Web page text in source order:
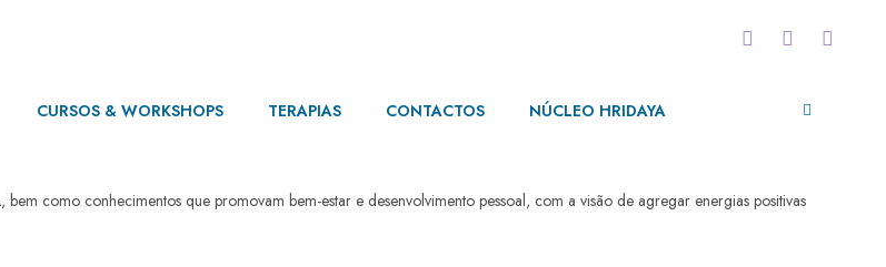
CURSOS & WORKSHOPS TERAPIAS CONTACTOS NÚCLEO HRIDAYA
como conhecimentos que promovam bem-estar e desenvolvimento pessoal, com a visão de agregar energias positivas